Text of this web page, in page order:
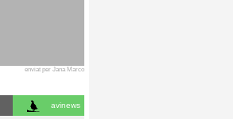
enviat per Jana Marco
avinews